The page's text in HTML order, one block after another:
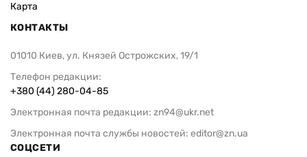
Карта
КОНТАКТЫ
01010 Киев, ул. Князей Острожских, 19/1
Телефон редакции:
+380 (44) 280-04-85
Электронная почта редакции: zn94@ukr.net
Электронная почта службы новостей: editor@zn.ua
СОЦСЕТИ